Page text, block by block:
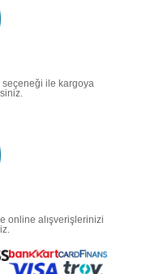
ile kargoya
online alışverişlerinizi